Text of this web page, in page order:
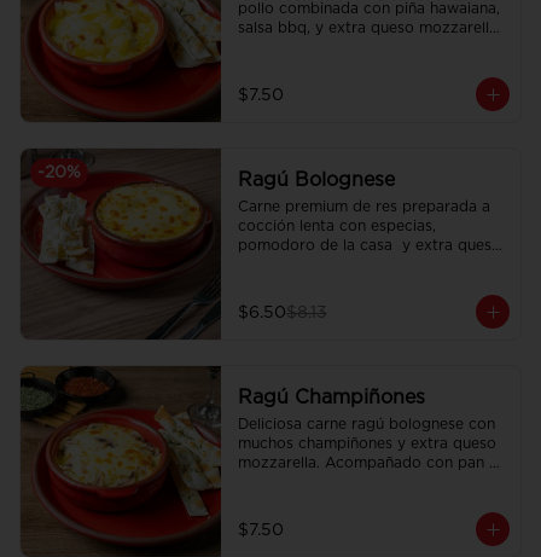
pollo combinada con piña hawaiana,
salsa bbq, y extra queso mozzarella.
$7.50
-20% Ragú Bolognese
Carne premium de res preparada a
cocción lenta con especias,
pomodoro de la casa  y extra queso
$6.50$8.13
Ragú Champiñones
Deliciosa carne ragú bolognese con
muchos champiñones y extra queso
mozzarella. Acompañado con pan
$7.50